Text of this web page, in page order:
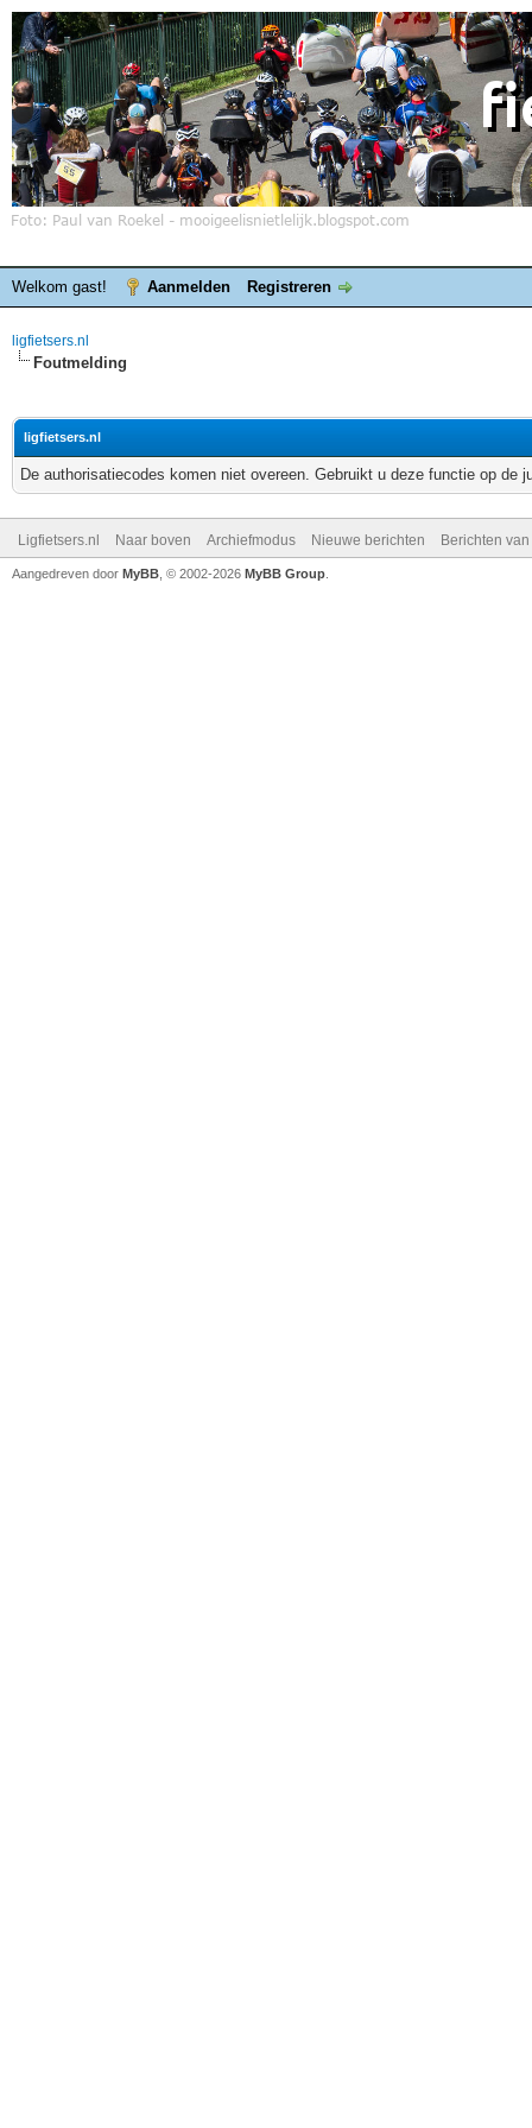
Welkom gast! Aanmelden Registreren
ligfietsers.nl
Foutmelding
ligfietsers.nl
De authorisatiecodes komen niet overeen. Gebruikt u deze functie op de
Ligfietsers.nl Naar boven Archiefmodus Nieuwe berichten Berichten
Aangedreven door MyBB , © 2002-2026 MyBB Group